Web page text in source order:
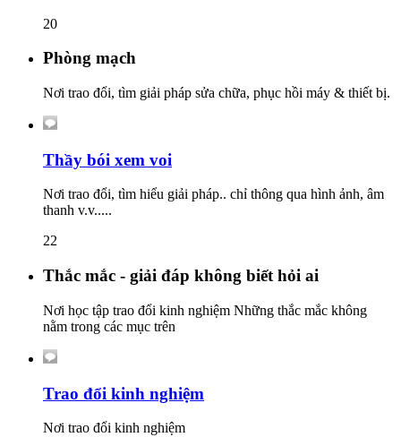
20
Phòng mạch
Nơi trao đổi, tìm giải pháp sửa chữa, phục hồi máy & thiết bị.
Thầy bói xem voi
Nơi trao đổi, tìm hiểu giải pháp.. chỉ thông qua hình ảnh, âm
thanh v.v.....
22
Thắc mắc - giải đáp không biết hỏi ai
Nơi học tập trao đổi kinh nghiệm Những thắc mắc không
nằm trong các mục trên
Trao đổi kinh nghiệm
Nơi trao đổi kinh nghiệm